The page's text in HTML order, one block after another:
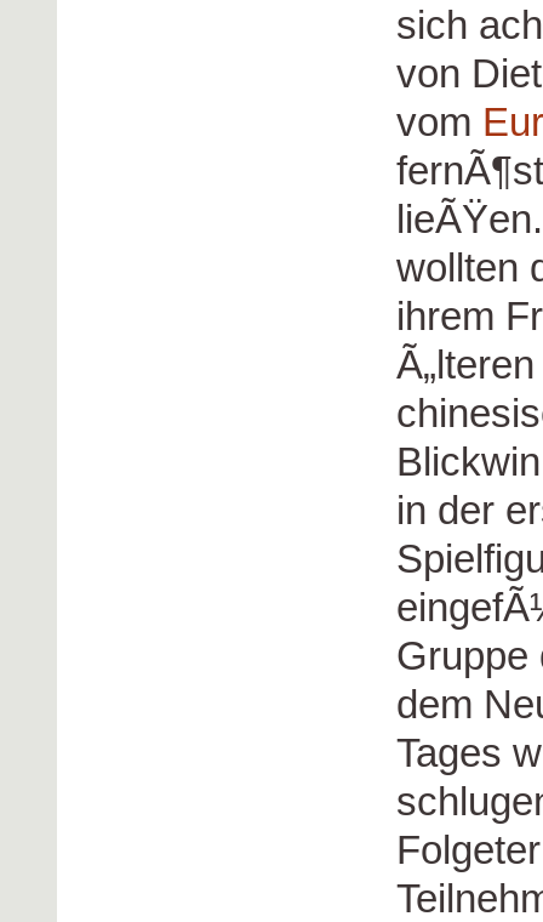
sich
von
vom
wollten
ihrem
in der
Gruppe
dem
Tages